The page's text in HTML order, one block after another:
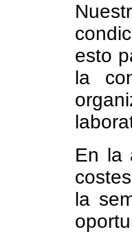
esto
la
En la
la